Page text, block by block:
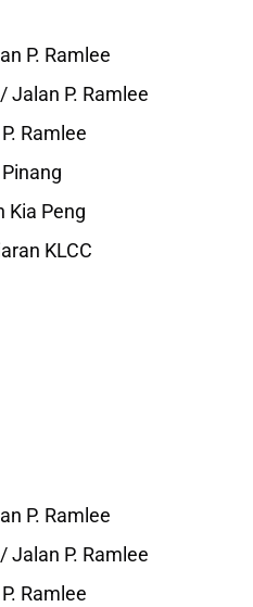
P. Ramlee
Jalan P. Ramlee
Ramlee
Kia Peng
KLCC
P. Ramlee
Jalan P. Ramlee
Ramlee